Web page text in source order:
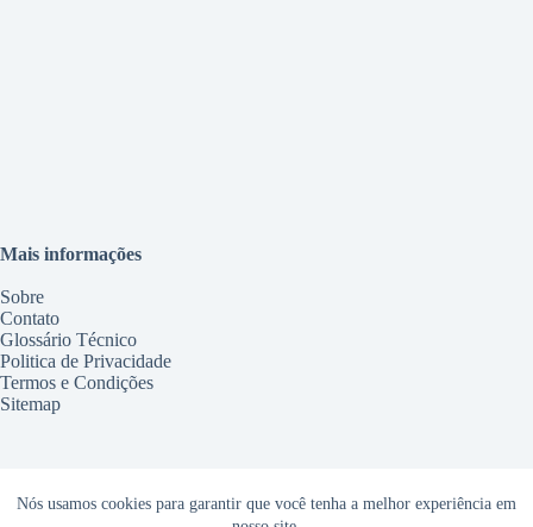
Nós usamos cookies para garantir que você tenha a melhor experiência em
Mais informações
Sobre
Contato
Glossário Técnico
Politica de Privacidade
Termos e Condições
Sitemap